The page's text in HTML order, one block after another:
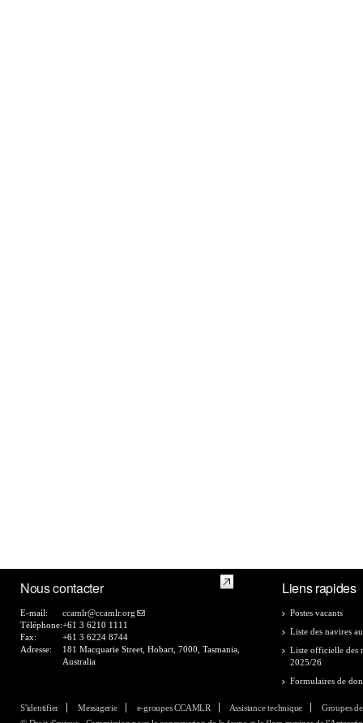
Nous contacter
E-mail:
ccamlr@ccamlr.org
Téléphone:+61 3 6210 1111
Fax:
+61 3 6224 8744
Adresse:
181 Macquarie Street, Hobart, 7000, Tasmania,
Australia
Liens rapides
Postes vacants
Liste des navires
Liste officielle des
2025/26
Formulaires de
S'identifier Messagerie e-groupes CCAMLR Assistance technique
Groupes